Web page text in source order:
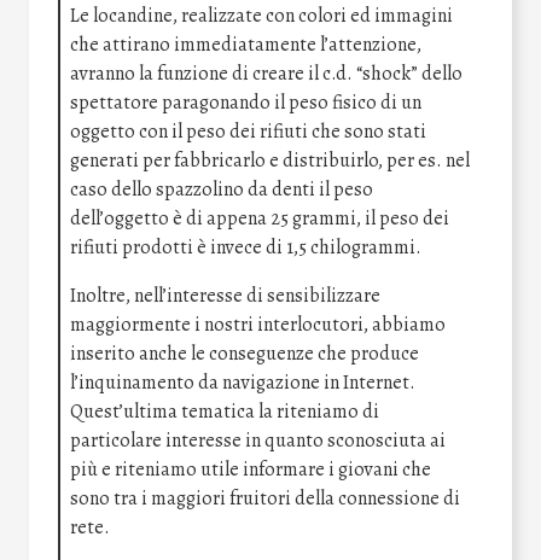
Le locandine, realizzate con colori ed immagini
che attirano immediatamente l’attenzione,
avranno la funzione di creare il c.d. “shock” dello
spettatore paragonando il peso fisico di un
oggetto con il peso dei rifiuti che sono stati
generati per fabbricarlo e distribuirlo, per es. nel
caso dello spazzolino da denti il peso
dell’oggetto è di appena 25 grammi, il peso dei
rifiuti prodotti è invece di 1,5 chilogrammi.
Inoltre, nell’interesse di sensibilizzare
maggiormente i nostri interlocutori, abbiamo
inserito anche le conseguenze che produce
l’inquinamento da navigazione in Internet.
Quest’ultima tematica la riteniamo di
particolare interesse in quanto sconosciuta ai
più e riteniamo utile informare i giovani che
sono tra i maggiori fruitori della connessione di
rete.